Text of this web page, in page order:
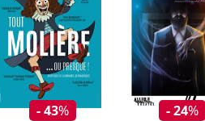
- 43% - 24%